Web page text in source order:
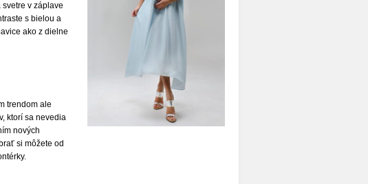
svetre v záplave
s bielou a
ako z dielne
trendom ale
ktorí sa nevedia
nových
si môžete od